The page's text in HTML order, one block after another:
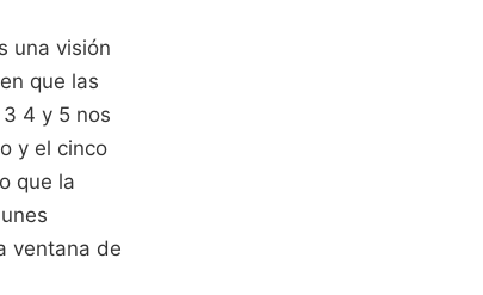
una visión
que las
4 y 5 nos
y el cinco
que la
ventana de